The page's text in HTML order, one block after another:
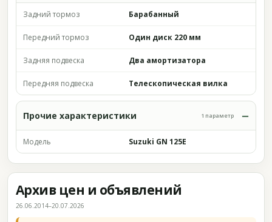
Задний тормоз Барабанный
Передний тормоз Один диск 220 мм
Задняя подвеска Два амортизатора
Передняя подвеска Телескопическая вилка
Прочие характеристики 1 параметр
Модель Suzuki GN 125E
Архив цен и объявлений
26.06.2014–20.07.2026